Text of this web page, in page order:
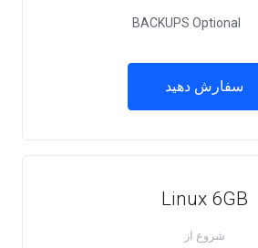
BACKUPS Optional
سفارش دهید
Linux 6GB
شروع از